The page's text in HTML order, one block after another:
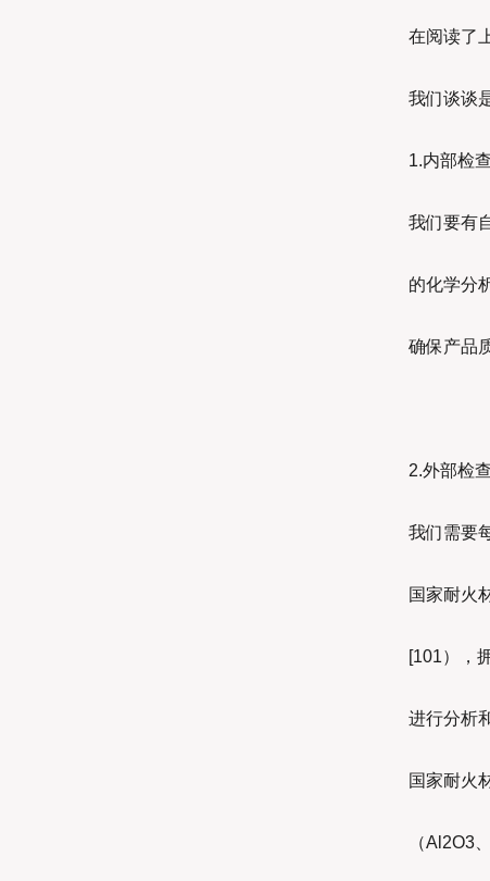
在阅读了
我们谈谈
1.内部检查
我们要有
的化学分
确保产品
2.外部检查
我们需要
国家耐火
[101），
进行分析
国家耐火
（Al2O3